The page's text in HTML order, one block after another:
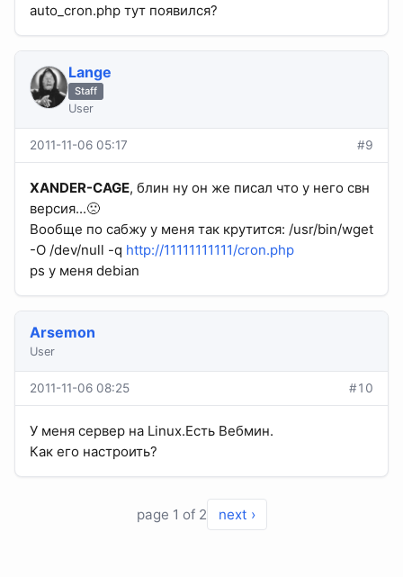
auto_cron.php тут появился?
Lange
Staff
User
2011-11-06 05:17 #9
XANDER-CAGE, блин ну он же писал что у него свн
версия...🙁
Вообще по сабжу у меня так крутится: /usr/bin/wget
-O /dev/null -q http://11111111111/cron.php
ps у меня debian
Arsemon
User
2011-11-06 08:25 #10
У меня сервер на Linux.Есть Вебмин.
Как его настроить?
page 1 of 2 next ›